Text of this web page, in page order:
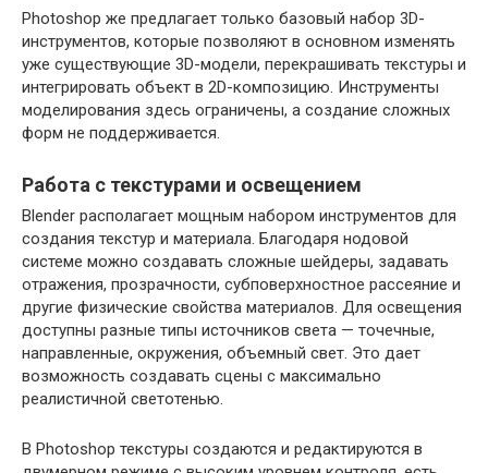
Photoshop же предлагает только базовый набор 3D-
инструментов, которые позволяют в основном изменять
уже существующие 3D-модели, перекрашивать текстуры и
интегрировать объект в 2D-композицию. Инструменты
моделирования здесь ограничены, а создание сложных
форм не поддерживается.
Работа с текстурами и освещением
Blender располагает мощным набором инструментов для
создания текстур и материала. Благодаря нодовой
системе можно создавать сложные шейдеры, задавать
отражения, прозрачности, субповерхностное рассеяние и
другие физические свойства материалов. Для освещения
доступны разные типы источников света — точечные,
направленные, окружения, объемный свет. Это дает
возможность создавать сцены с максимально
реалистичной светотенью.
В Photoshop текстуры создаются и редактируются в